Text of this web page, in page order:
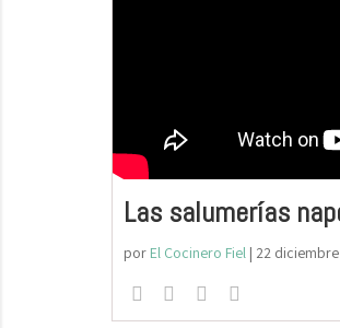
Las salumerías
por El Cocinero Fiel| 22